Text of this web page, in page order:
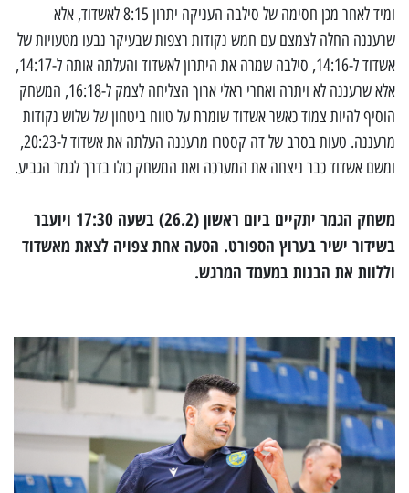
ומיד לאחר מכן חסימה של סילבה העניקה יתרון 8:15 לאשדוד, אלא
שרעננה החלה לצמצם עם חמש נקודות רצפות שבעיקר נבעו מטעויות של
אשדוד ל-14:16, סילבה שמרה את היתרון לאשדוד והעלתה אותה ל-14:17,
אלא שרעננה לא ויתרה ואחרי ראלי ארוך הצליחה לצמק ל-16:18, המשחק
הוסיף להיות צמוד כאשר אשדוד שומרת על טווח ביטחון של שלוש נקודות
מרעננה. טעות בסרב של דה קסטרו מרעננה העלתה את אשדוד ל-20:23,
ומשם אשדוד כבר ניצחה את המערכה ואת המשחק כולו בדרך לגמר הגביע.
משחק הגמר יתקיים ביום ראשון (26.2) בשעה 17:30 ויועבר
בשידור ישיר בערוץ הספורט. הסעה אחת צפויה לצאת מאשדוד
וללוות את הבנות במעמד המרגש.